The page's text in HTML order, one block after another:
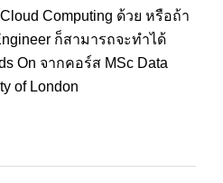
Computing ด้วย หรือถ้า
ก็สามารถจะทำได้
On จากคอร์ส MSc Data
of London